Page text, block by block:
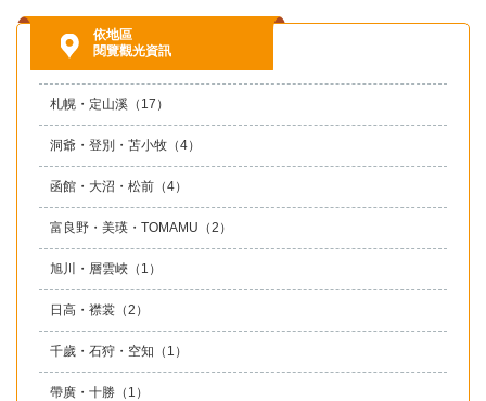
依地區
閱覽觀光資訊
札幌・定山溪 （17）
洞爺・登別・苫小牧 （4）
函館・大沼・松前 （4）
富良野・美瑛・TOMAMU （2）
旭川・層雲峽 （1）
日高・襟裳 （2）
千歲・石狩・空知 （1）
帶廣・十勝 （1）